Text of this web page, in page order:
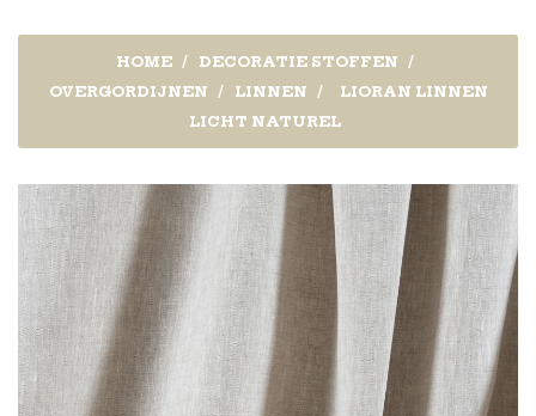
HOME
DECORATIE STOFFEN
OVERGORDIJNEN
LINNEN
LIORAN LINNEN
LICHT NATUREL